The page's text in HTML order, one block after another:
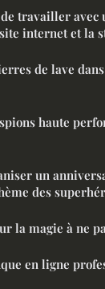
de travailler avec
internet et la
de lave
haute
un
des
la magie à ne
en ligne